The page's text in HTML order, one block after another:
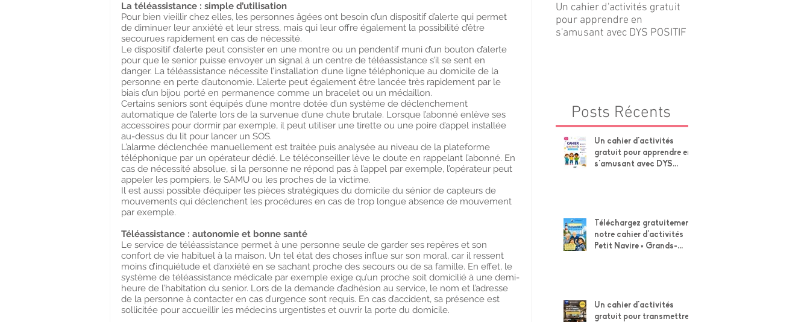
La téléassistance : simple d’utilisation
Pour bien vieillir chez elles, les personnes âgées ont besoin d’un dispositif d’alerte qui permet
de diminuer leur anxiété et leur stress, mais qui leur offre également la possibilité d’être
secourues rapidement en cas de nécessité.
Le dispositif d’alerte peut consister en une montre ou un pendentif muni d’un bouton d’alerte
pour que le senior puisse envoyer un signal à un centre de téléassistance s’il se sent en
danger. La téléassistance nécessite l’installation d’une ligne téléphonique au domicile de la
personne en perte d’autonomie. L’alerte peut également être lancée très rapidement par le
biais d’un bijou porté en permanence comme un bracelet ou un médaillon.
Certains seniors sont équipés d’une montre dotée d’un système de déclenchement
automatique de l’alerte lors de la survenue d’une chute brutale. Lorsque l’abonné enlève ses
accessoires pour dormir par exemple, il peut utiliser une tirette ou une poire d’appel installée
au-dessus du lit pour lancer un SOS.
L’alarme déclenchée manuellement est traitée puis analysée au niveau de la plateforme
téléphonique par un opérateur dédié. Le téléconseiller lève le doute en rappelant l’abonné. En
cas de nécessité absolue, si la personne ne répond pas à l’appel par exemple, l’opérateur peut
appeler les pompiers, le SAMU ou les proches de la victime.
Il est aussi possible d’équiper les pièces stratégiques du domicile du sénior de capteurs de
mouvements qui déclenchent les procédures en cas de trop longue absence de mouvement
par exemple.
Téléassistance : autonomie et bonne santé
Le service de téléassistance permet à une personne seule de garder ses repères et son
confort de vie habituel à la maison. Un tel état des choses influe sur son moral, car il ressent
moins d’inquiétude et d’anxiété en se sachant proche des secours ou de sa famille. En effet, le
système de téléassistance médicale par exemple exige qu’un proche soit domicilié à une demi-
heure de l’habitation du senior. Lors de la demande d’adhésion au service, le nom et l’adresse
de la personne à contacter en cas d’urgence sont requis. En cas d’accident, sa présence est
sollicitée pour accueillir les médecins urgentistes et ouvrir la porte du domicile.
Un cahier d'activités gratuit
pour apprendre en
s'amusant avec DYS POSITIF
Posts Récents
Un cahier d'activités
gratuit pour apprendre en
s'amusant avec DYS
Téléchargez gratuitement
notre cahier d'activités
Petit Navire × Grands-
Un cahier d'activités
gratuit pour transmettre